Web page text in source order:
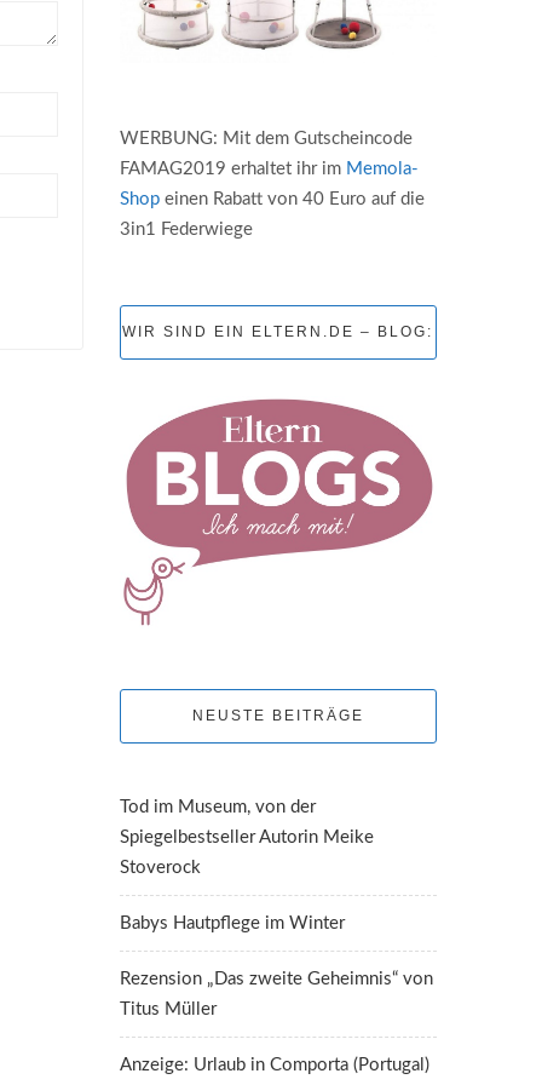
WERBUNG: Mit dem Gutscheincode
FAMAG2019 erhaltet ihr im Memola-
Shop einen Rabatt von 40 Euro auf die
3in1 Federwiege
WIR SIND EIN ELTERN.DE – BLOG:
NEUSTE BEITRÄGE
Tod im Museum, von der
Spiegelbestseller Autorin Meike
Stoverock
Babys Hautpflege im Winter
Rezension „Das zweite Geheimnis“ von
Titus Müller
Anzeige: Urlaub in Comporta (Portugal)